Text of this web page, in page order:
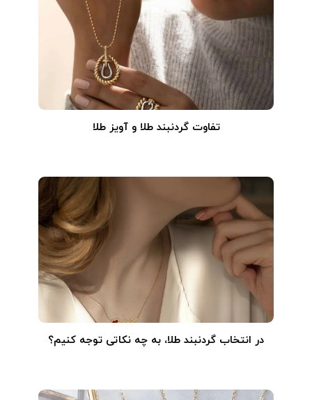
تفاوت گردنبند طلا و آویز طلا
در انتخاب گردنبند طلا‌، به چه نکاتی توجه کنیم؟